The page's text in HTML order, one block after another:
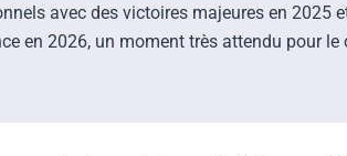
avec des victoires majeures en 2025
en 2026, un moment très attendu pour